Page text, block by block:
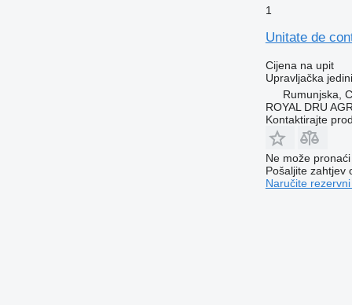
1
Unitate de
Cijena na upit
Upravljačka
Rumunjska,
ROYAL DRU
Kontaktirajte
Ne može
Pošaljite zahtjev
Naručite